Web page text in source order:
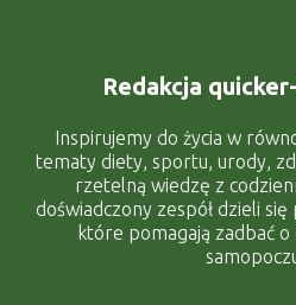
Redakcja
Inspirujemy do życia w
tematy diety, sportu, urody,
rzetelną wiedzę z
doświadczony zespół dzieli
które pomagają zadbać o